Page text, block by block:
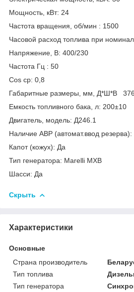
Мощность, кВт: 24
Частота вращения, об/мин : 1500
Часовой расход топлива при
Напряжение, В: 400/230
Частота Гц : 50
Cos ср: 0,8
Габаритные размеры, мм, Д*Ш*В
Емкость топливного бака, л: 200±10
Двигатель, модель: Д246.1
Наличие АВР (автомат.ввод резерва):
Капот (кожух): Да
Тип генератора: Marelli MXB
Шасси: Да
Скрыть
Характеристики
Основные
Страна производитель
Тип топлива
Тип генератора